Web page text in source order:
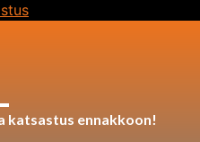
katsastus ennakkoon!